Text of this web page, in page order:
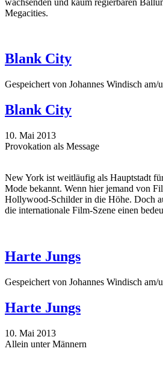
Megacities.
Blank City
Gespeichert von Johannes Windisch am/
Blank City
10. Mai 2013
Provokation als Message
New York ist weitläufig als Hauptstadt
Mode bekannt. Wenn hier jemand von
Hollywood-Schilder in die Höhe. Doch
die internationale Film-Szene einen
Harte Jungs
Gespeichert von Johannes Windisch am/
Harte Jungs
10. Mai 2013
Allein unter Männern